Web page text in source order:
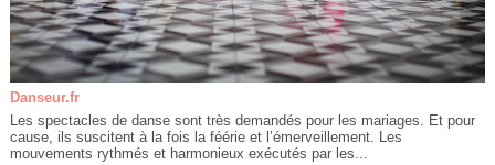
Danseur.fr
Les spectacles de danse sont très demandés pour les mariages. Et pour
cause, ils suscitent à la fois la féérie et l’émerveillement. Les
mouvements rythmés et harmonieux exécutés par les...